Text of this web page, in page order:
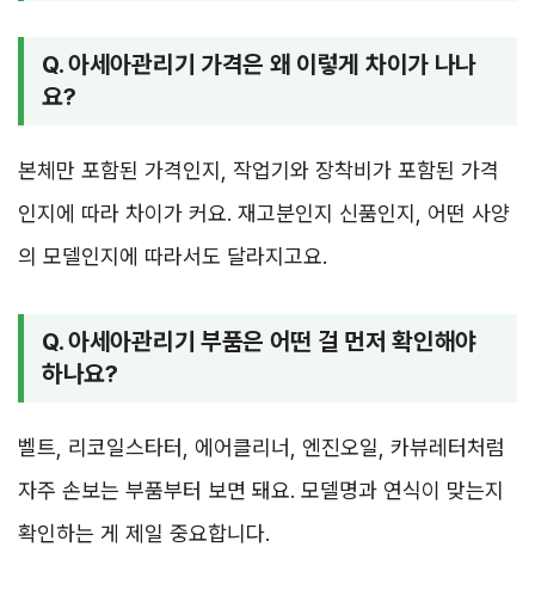
Q. 아세아관리기 가격은 왜 이렇게 차이가 나나
요?
본체만 포함된 가격인지, 작업기와 장착비가 포함된 가격
인지에 따라 차이가 커요. 재고분인지 신품인지, 어떤 사양
의 모델인지에 따라서도 달라지고요.
Q. 아세아관리기 부품은 어떤 걸 먼저 확인해야
하나요?
벨트, 리코일스타터, 에어클리너, 엔진오일, 카뷰레터처럼
자주 손보는 부품부터 보면 돼요. 모델명과 연식이 맞는지
확인하는 게 제일 중요합니다.